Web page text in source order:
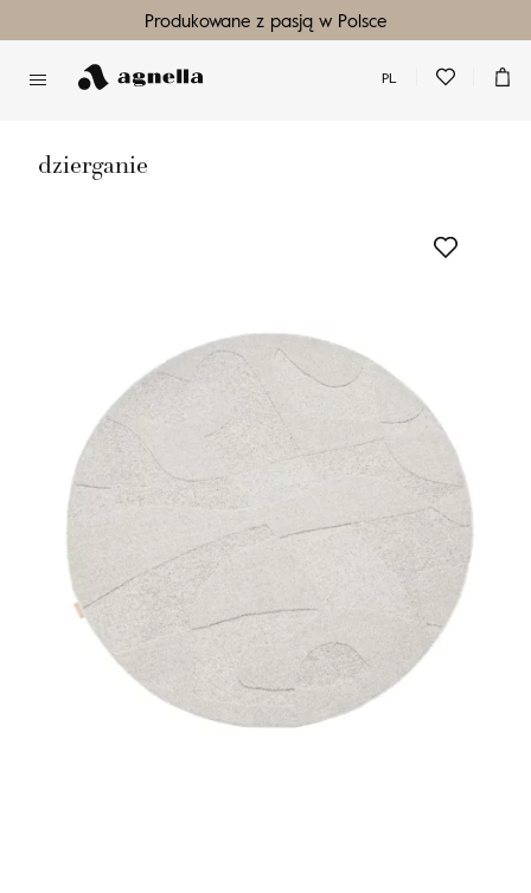
Produkowane z pasją w Polsce
PL
dzierganie